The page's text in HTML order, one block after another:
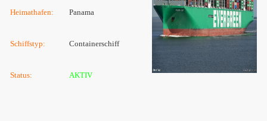
Heimathafen: Panama
Schiffstyp: Containerschiff
Status: AKTIV